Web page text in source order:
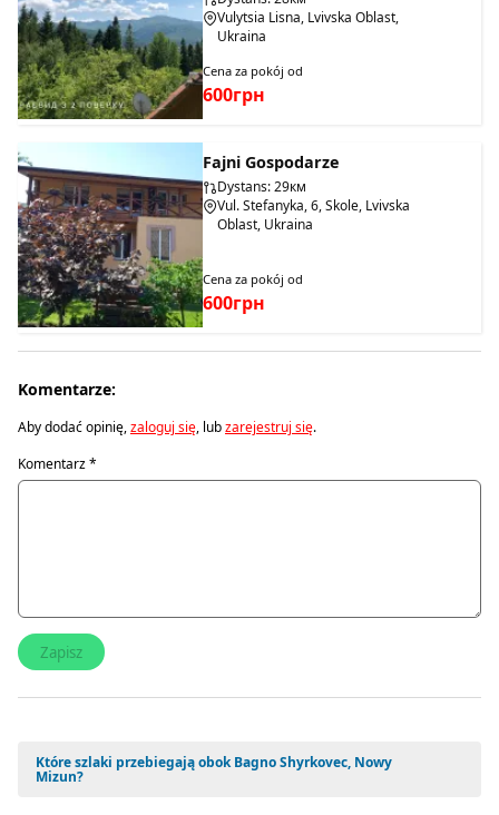
Vulytsia Lisna, Lvivska Oblast,
Ukraina
Cena za pokój od
600грн
Fajni Gospodarze
Dystans: 29км
Vul. Stefanyka, 6, Skole, Lvivska
Oblast, Ukraina
Cena za pokój od
600грн
Komentarze:
Aby dodać opinię,zaloguj się, lubzarejestruj się.
Komentarz*
Które szlaki przebiegają obok Bagno Shyrkovec, Nowy
Mizun?